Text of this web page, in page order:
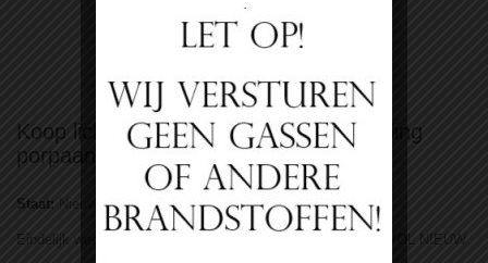
Bekijk groter
Koop lichtgewicht gasfles 10kg met vulling
porpaan
Staat: Nieuw product
Eindelijk weer de 10kg vulling lichtgewicht flessen te koop VOL NIEUW